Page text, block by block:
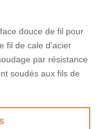
douce de fil pour
fil de cale d'acier
par résistance
soudés aux fils de